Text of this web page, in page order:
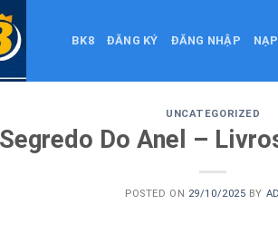
BK8 ĐĂNG KÝ ĐĂNG NHẬP
UNCATEGORIZED
Do Anel –
POSTED ON 29/10/2025 BY